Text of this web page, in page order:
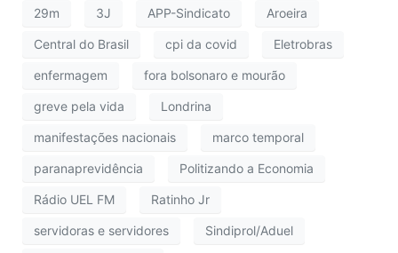
29m 3J APP-Sindicato Aroeira
Central do Brasil cpi da covid Eletrobras
enfermagem fora bolsonaro e mourão
greve pela vida Londrina
manifestações nacionais marco temporal
paranaprevidência Politizando a Economia
Rádio UEL FM Ratinho Jr
servidoras e servidores Sindiprol/Aduel